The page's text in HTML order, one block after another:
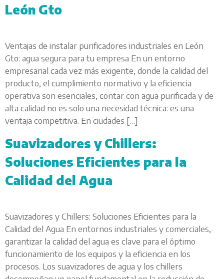
León Gto
Ventajas de instalar purificadores industriales en León
Gto: agua segura para tu empresa En un entorno
empresarial cada vez más exigente, donde la calidad del
producto, el cumplimiento normativo y la eficiencia
operativa son esenciales, contar con agua purificada y de
alta calidad no es solo una necesidad técnica: es una
ventaja competitiva. En ciudades […]
Suavizadores y Chillers:
Soluciones Eficientes para la
Calidad del Agua
Suavizadores y Chillers: Soluciones Eficientes para la
Calidad del Agua En entornos industriales y comerciales,
garantizar la calidad del agua es clave para el óptimo
funcionamiento de los equipos y la eficiencia en los
procesos. Los suavizadores de agua y los chillers